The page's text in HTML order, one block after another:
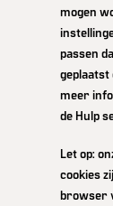
mogen
passen
geplaatst
meer
de Hulp
Let op:
cookies
browser